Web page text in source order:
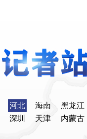
河北 海南 黑龙江
深圳 天津 内蒙古